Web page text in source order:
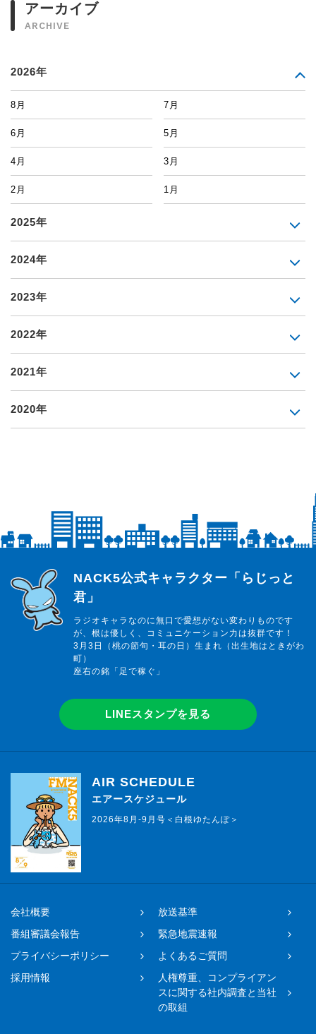
アーカイブ
ARCHIVE
2026年
8月 7月
6月 5月
4月 3月
2月 1月
2025年
2024年
2023年
2022年
2021年
2020年
らじっと君
NACK5公式キャラクター「らじっと
君」
ラジオキャラなのに無口で愛想がない変わりものです
が、根は優しく、コミュニケーション力は抜群です！
3月3日（桃の節句・耳の日）生まれ（出生地はときがわ
町）
座右の銘「足で稼ぐ」
LINEスタンプを見る
AIR SCHEDULE
エアースケジュール
2026年8月-9月号＜白根ゆたんぽ＞
会社概要
放送基準
番組審議会報告
緊急地震速報
プライバシーポリシー
よくあるご質問
採用情報
人権尊重、コンプライアン
スに関する社内調査と当社
の取組